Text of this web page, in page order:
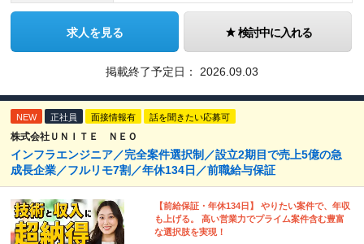
求人を見る 検討中に入れる
掲載終了予定日： 2026.09.03
NEW 正社員 面接情報有 話を聞きたい応募可
株式会社ＵＮＩＴＥ ＮＥＯ
インフラエンジニア／完全案件選択制／設立2期目で売上5億の急
成長企業／フルリモ7割／年休134日／前職給与保証
【前給保証・年休134日】 やりたい案件で、年収
も上げる。 高い営業力でプライム案件含む豊富
な選択肢を実現！